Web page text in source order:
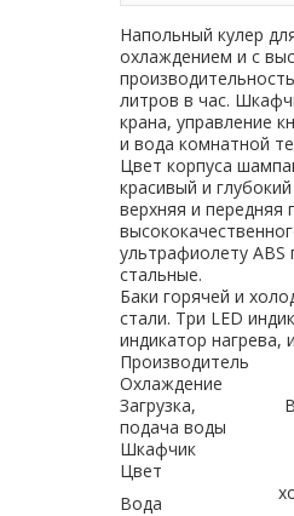
Напольный кулер
охлаждением и с
литров в час.
крана, управление
и вода комнатной
Цвет корпуса
красивый и
верхняя и передняя
ультрафиолету ABS
стальные.
Баки горячей и
стали. Три LED
индикатор нагрева,
Производитель
Охлаждение
Загрузка,
подача воды
Шкафчик
Цвет
Вода